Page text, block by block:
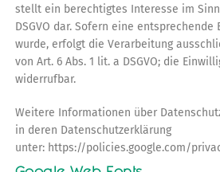
stellt ein berechtigtes Interesse im
DSGVO dar. Sofern eine
wurde, erfolgt die Verarbeitung
von Art. 6 Abs. 1 lit. a DSGVO; die
widerrufbar.
Weitere Informationen über
in deren Datenschutzerklärung
unter: https://policies.google.com/